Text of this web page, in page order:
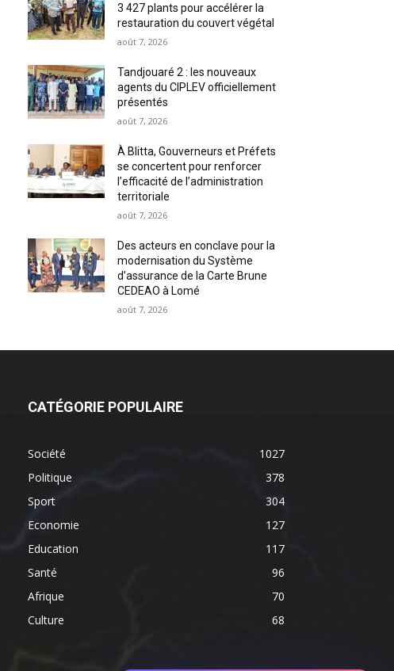
3 427 plants pour accélérer la
restauration du couvert végétal
août 7, 2026
Tandjouaré 2 : les nouveaux
agents du CIPLEV officiellement
présentés
août 7, 2026
À Blitta, Gouverneurs et Préfets
se concertent pour renforcer
l’efficacité de l’administration
territoriale
août 7, 2026
Des acteurs en conclave pour la
modernisation du Système
d’assurance de la Carte Brune
CEDEAO à Lomé
août 7, 2026
CATÉGORIE POPULAIRE
Société
1027
Politique
378
Sport
304
Economie
127
Education
117
Santé
96
Afrique
70
Culture
68